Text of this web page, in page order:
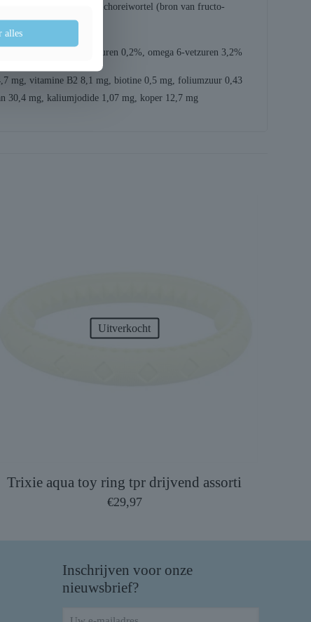
0,022%), cichoreiwortel (bron van fructo-
yucca (0,0085%)
0,2%, omega 3-vetzuren 0,2%, omega 6-vetzuren 3,2%
mg, vitamine B2 8,1 mg, biotine 0,5 mg, foliumzuur 0,43
30,4 mg, kaliumjodide 1,07 mg, koper 12,7 mg
Uitverkocht
Trixie aqua toy ring tpr drijvend assorti
€29,97
Inschrijven voor onze
nieuwsbrief?
alles